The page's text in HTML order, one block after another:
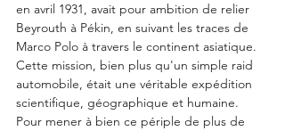
en avril 1931, avait pour ambition de relier
Beyrouth à Pékin, en suivant les traces de
Marco Polo à travers le continent asiatique.
Cette mission, bien plus qu'un simple raid
automobile, était une véritable expédition
scientifique, géographique et humaine.
Pour mener à bien ce périple de plus de